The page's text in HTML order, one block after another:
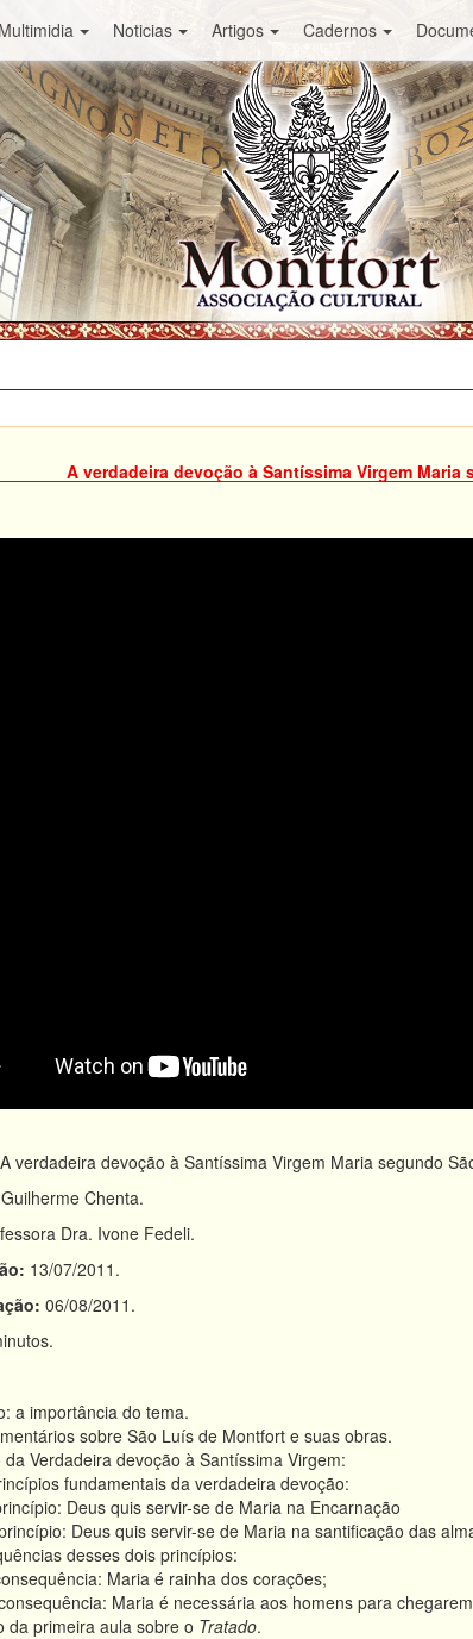
Multimidia Noticias Artigos Cadernos
A verdadeira devoção à Santíssima Virgem
A verdadeira devoção à Santíssima Virgem Maria segundo
Guilherme Chenta.
Dra. Ivone Fedeli.
13/07/2011.
06/08/2011.
a importância do tema.
sobre São Luís de Montfort e suas obras.
da Verdadeira devoção à Santíssima Virgem:
fundamentais da verdadeira devoção:
Deus quis servir-se de Maria na Encarnação
Deus quis servir-se de Maria na santificação das
desses dois princípios:
Maria é rainha dos corações;
Maria é necessária aos homens para
da primeira aula sobre o Tratado.